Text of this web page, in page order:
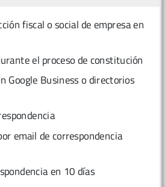
fiscal o social de empresa en
el proceso de constitución
Google Business o directorios
email de correspondencia
en 10 días